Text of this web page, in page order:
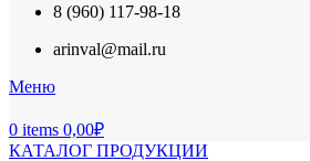
8 (960) 117-98-18
arinval@mail.ru
Меню
0 items 0,00₽
КАТАЛОГ ПРОДУКЦИИ